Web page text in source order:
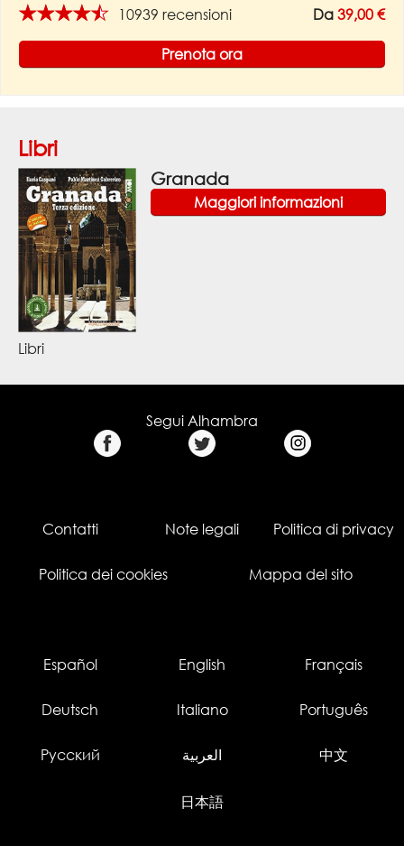
★★★★★ 10939 recensioni Da 39,00 €
Prenota ora
Libri
Granada
Maggiori informazioni
Libri
Segui Alhambra
Contatti Note legali Politica di privacy
Politica dei cookies Mappa del sito
Español English Français
Deutsch Italiano Português
Русский العربية 中文
日本語